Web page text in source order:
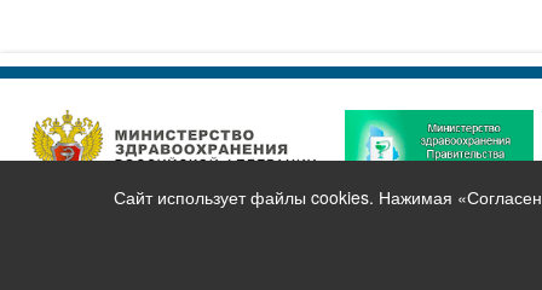
Сайт использует файлы cookies. Нажимая